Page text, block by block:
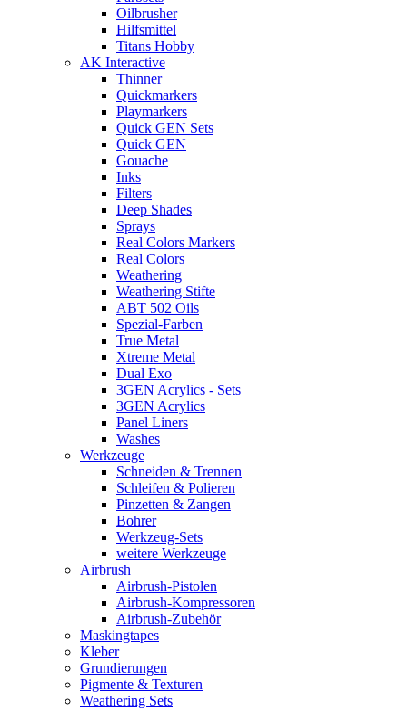
Oilbrusher
Hilfsmittel
Titans Hobby
AK Interactive
Thinner
Quickmarkers
Playmarkers
Quick GEN Sets
Quick GEN
Gouache
Inks
Filters
Deep Shades
Sprays
Real Colors Markers
Real Colors
Weathering
Weathering Stifte
ABT 502 Oils
Spezial-Farben
True Metal
Xtreme Metal
Dual Exo
3GEN Acrylics - Sets
3GEN Acrylics
Panel Liners
Washes
Werkzeuge
Schneiden & Trennen
Schleifen & Polieren
Pinzetten & Zangen
Bohrer
Werkzeug-Sets
weitere Werkzeuge
Airbrush
Airbrush-Pistolen
Airbrush-Kompressoren
Airbrush-Zubehör
Maskingtapes
Kleber
Grundierungen
Pigmente & Texturen
Weathering Sets